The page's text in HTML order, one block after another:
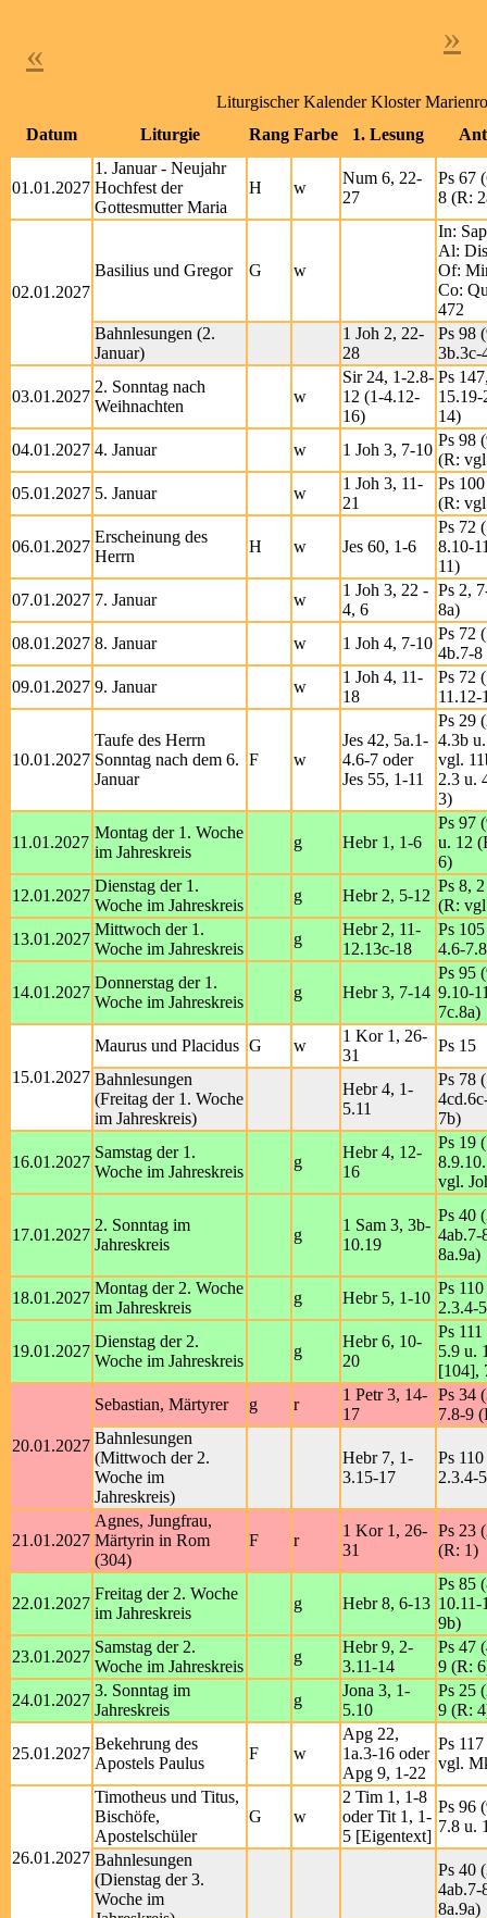
« »
Liturgischer Kalender Kloster
Datum
Liturgie Rang Farbe 1. Lesung
01.01.2027
1. Januar - Neujahr
Hochfest der
Gottesmutter Maria
H w
Num 6, 22-
27
Ps 67
8 (R:
02.01.2027
Basilius und Gregor G w
In:
Al:
Of:
Co:
472
Bahnlesungen (2.
Januar)
1 Joh 2, 22-
28
Ps 98
3b.3c-
03.01.2027
2. Sonntag nach
Weihnachten
w
Sir 24, 1-2.8-
12 (1-4.12-
16)
Ps
15.19-
14)
04.01.2027 4. Januar w 1 Joh 3, 7-10
Ps 98
(R:
05.01.2027 5. Januar w
1 Joh 3, 11-
21
Ps
(R:
06.01.2027
Erscheinung des
Herrn
H w Jes 60, 1-6
Ps 72
8.10-
11)
07.01.2027 7. Januar w
1 Joh 3, 22 -
4, 6
Ps 2,
8a)
08.01.2027 8. Januar w 1 Joh 4, 7-10
Ps 72
4b.7-8
09.01.2027 9. Januar w
1 Joh 4, 11-
18
Ps 72
11.12-
10.01.2027
Taufe des Herrn
Sonntag nach dem 6.
Januar
F w
Jes 42, 5a.1-
4.6-7 oder
Jes 55, 1-11
Ps 29
4.3b
vgl.
2.3 u.
3)
11.01.2027
Montag der 1. Woche
im Jahreskreis
g Hebr 1, 1-6
Ps 97
u. 12
6)
12.01.2027
Dienstag der 1.
Woche im Jahreskreis
g Hebr 2, 5-12
Ps 8,
(R:
13.01.2027
Mittwoch der 1.
Woche im Jahreskreis
g
Hebr 2, 11-
12.13c-18
Ps
4.6-
14.01.2027
Donnerstag der 1.
Woche im Jahreskreis
g Hebr 3, 7-14
Ps 95
9.10-
7c.8a)
15.01.2027
Maurus und Placidus G w
1 Kor 1, 26-
31
Ps 15
Bahnlesungen
(Freitag der 1. Woche
im Jahreskreis)
Hebr 4, 1-
5.11
Ps 78
7b)
16.01.2027
Samstag der 1.
Woche im Jahreskreis
g
Hebr 4, 12-
16
Ps 19
vgl.
17.01.2027
2. Sonntag im
Jahreskreis
g
1 Sam 3, 3b-
10.19
Ps 40
4ab.7-
8a.9a)
18.01.2027
Montag der 2. Woche
im Jahreskreis
g Hebr 5, 1-10
Ps
2.3.4-
19.01.2027
Dienstag der 2.
Woche im Jahreskreis
g
Hebr 6, 10-
20
Ps
5.9 u.
[104],
20.01.2027
Sebastian, Märtyrer g r
1 Petr 3, 14-
17
Ps 34
7.8-9
Bahnlesungen
(Mittwoch der 2.
Woche im
Jahreskreis)
Hebr 7, 1-
3.15-17
Ps
2.3.4-
21.01.2027
Agnes, Jungfrau,
Märtyrin in Rom
(304)
F r
1 Kor 1, 26-
31
Ps 23
(R: 1)
22.01.2027
Freitag der 2. Woche
im Jahreskreis
g Hebr 8, 6-13
Ps 85
10.11-
9b)
23.01.2027
Samstag der 2.
Woche im Jahreskreis
g
Hebr 9, 2-
3.11-14
Ps 47
9 (R:
24.01.2027
3. Sonntag im
Jahreskreis
g
Jona 3, 1-
5.10
Ps 25
9 (R:
25.01.2027
Bekehrung des
Apostels Paulus
F w
Apg 22,
1a.3-16 oder
Apg 9, 1-22
Ps
vgl.
26.01.2027
Timotheus und Titus,
Bischöfe,
Apostelschüler
G w
2 Tim 1, 1-8
oder Tit 1, 1-
5 [Eigentext]
Ps 96
7.8 u.
Bahnlesungen
(Dienstag der 3.
Woche im
Ps 40
4ab.7-
8a.9a)